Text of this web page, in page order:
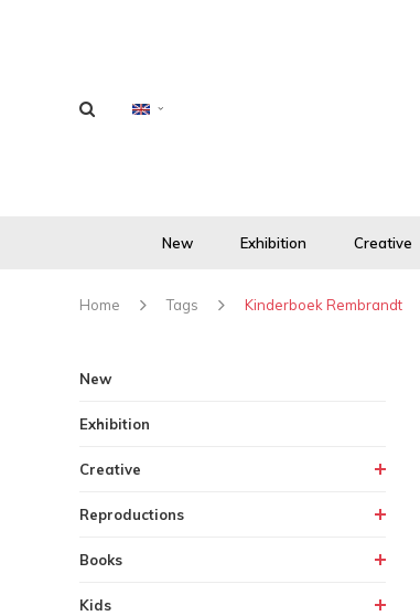
New Exhibition Creative
Home Tags Kinderboek Rembrandt
New
Exhibition
Creative
Reproductions
Books
Kids